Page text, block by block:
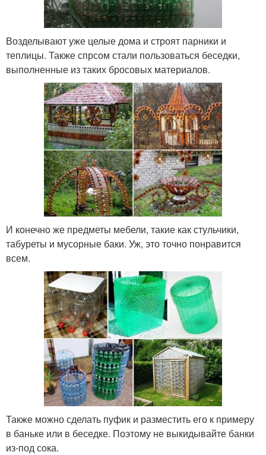
Возделывают уже целые дома и строят парники и
теплицы. Также спрсом стали пользоваться беседки,
выполненные из таких бросовых материалов.
И конечно же предметы мебели, такие как стульчики,
табуреты и мусорные баки. Уж, это точно понравится
всем.
Также можно сделать пуфик и разместить его к примеру
в баньке или в беседке. Поэтому не выкидывайте банки
из-под сока.